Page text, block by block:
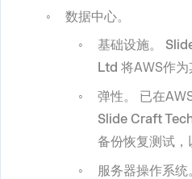
数据中心。
基础设施。
Ltd 将AWS作为
弹性。
已在
Slide Craft
备份恢复测试，
服务器操作系